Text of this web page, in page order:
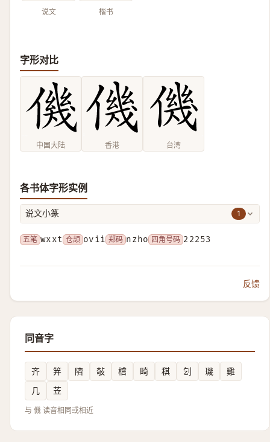
说文 楷书
字形对比
中国大陆 香港 台湾
各书体字形实例
说文小篆 1
五笔 wxxt 仓颉 ovii 郑码 nzho 四角号码 22253
反馈
同音字
齐 笄 隮 敧 㮷 畸 稘 刉 璣
雞
几
苙
与 僟 读音相同或相近